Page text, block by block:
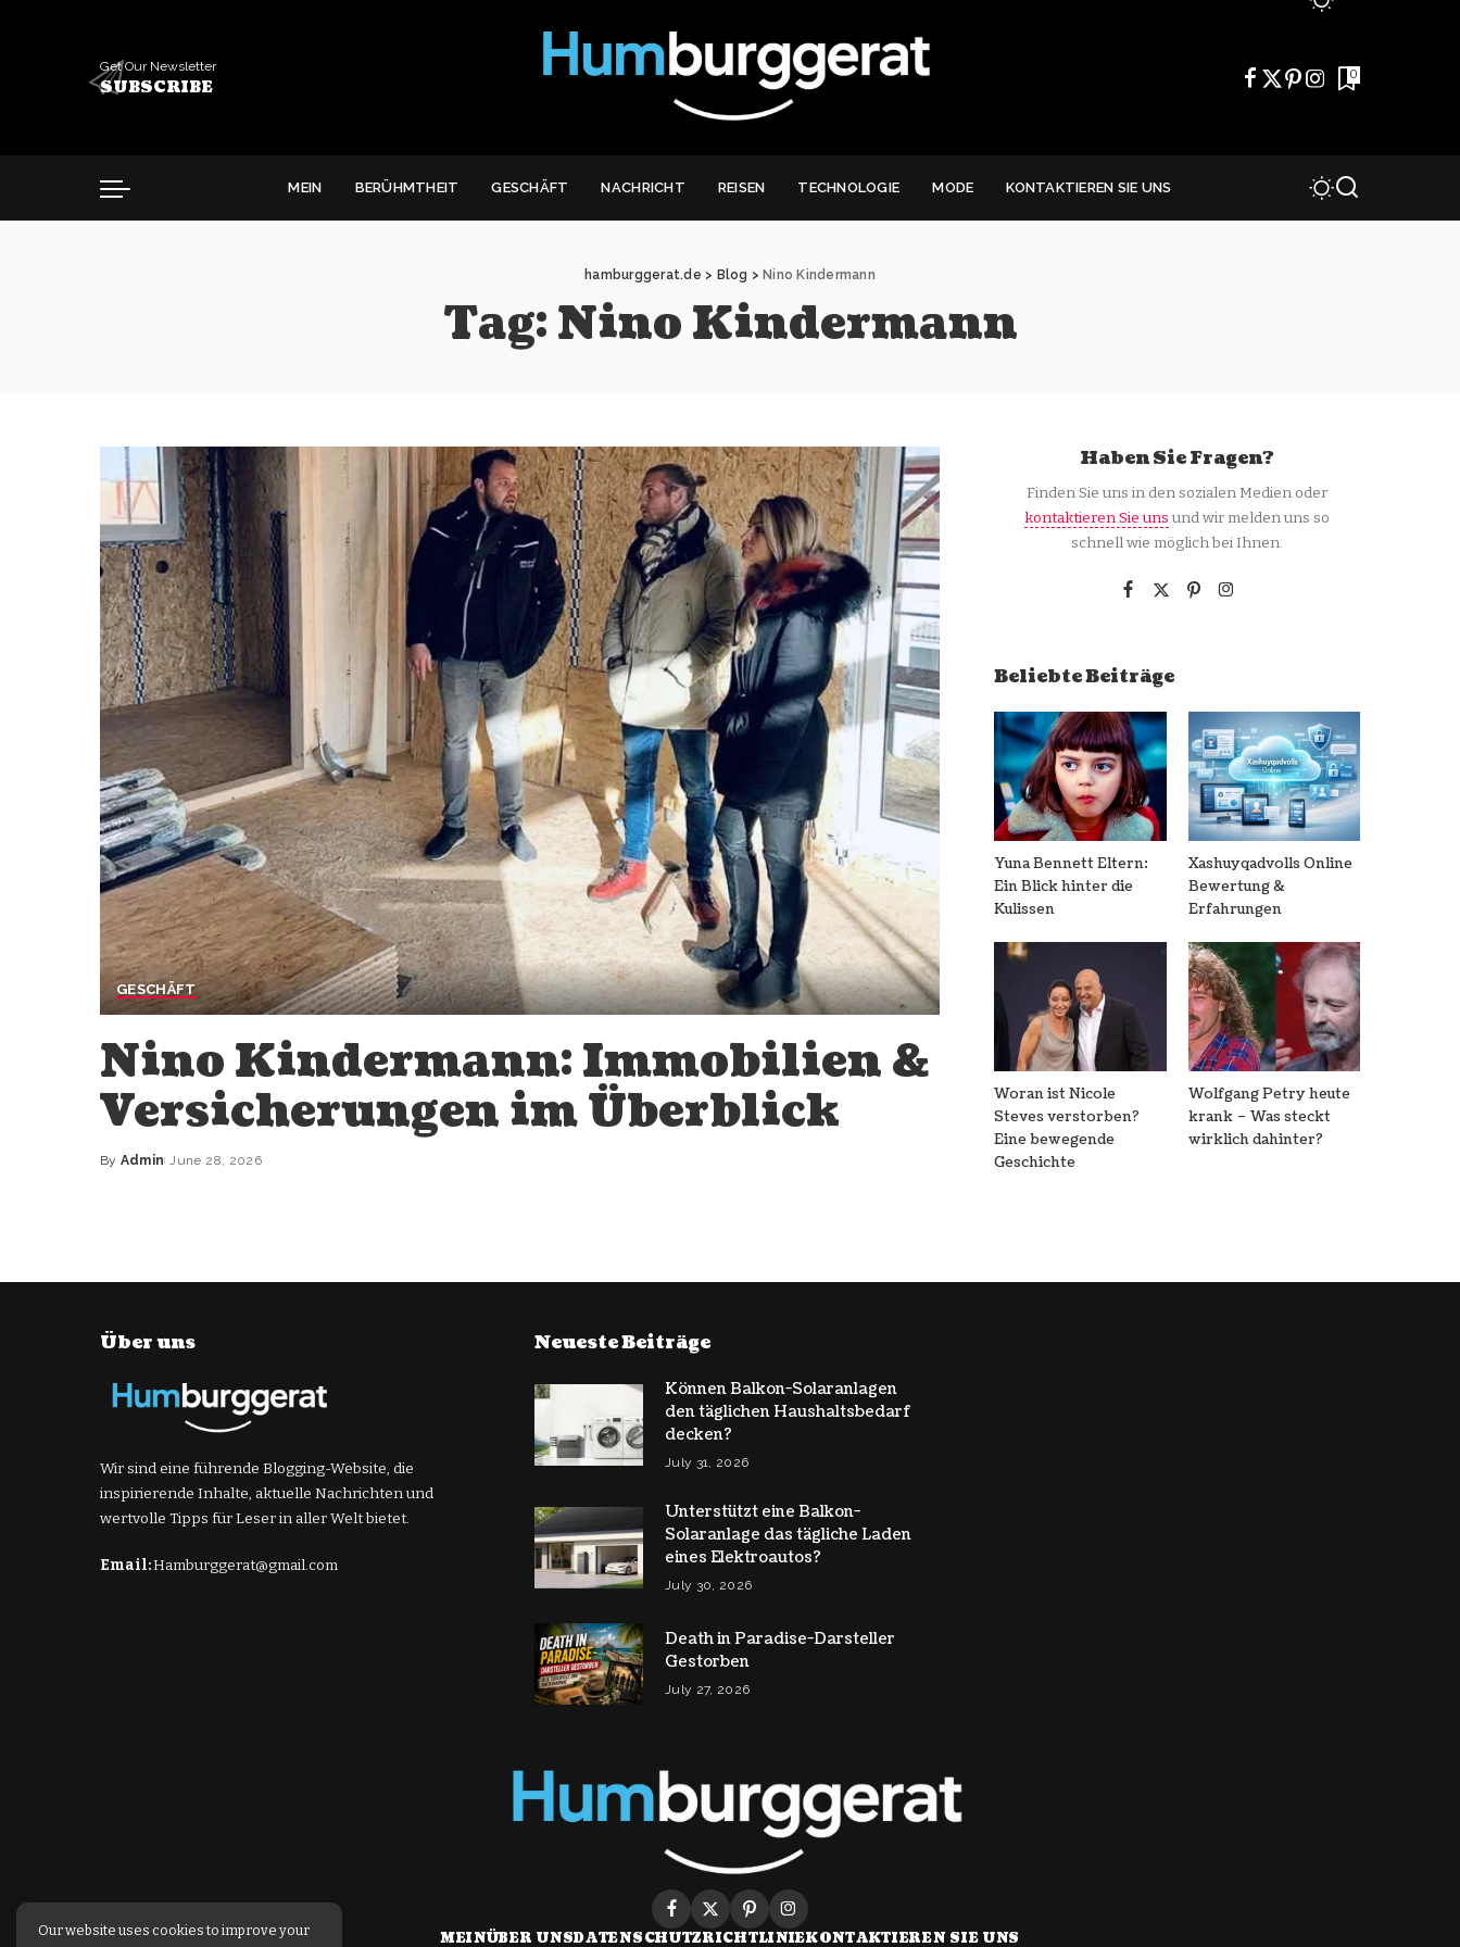
Get Our Newsletter
SUBSCRIBE
0
MEIN BERÜHMTHEIT GESCHÄFT NACHRICHT REISEN TECHNOLOGIE MODE KONTAKTIEREN SIE UNS
hamburggerat.de > Blog > Nino Kindermann
Tag:Nino Kindermann
GESCHÄFT
Nino Kindermann: Immobilien &
Versicherungen im Überblick
Posted
By Admin June 28, 2026
Haben Sie Fragen?
Finden Sie uns in den sozialen Medien oder
kontaktieren Sie uns und wir melden uns so
schnell wie möglich bei Ihnen.
Beliebte Beiträge
Yuna Bennett Eltern:
Ein Blick hinter die
Kulissen
Xashuyqadvolls Online
Bewertung &
Erfahrungen
Woran ist Nicole
Steves verstorben?
Eine bewegende
Geschichte
Wolfgang Petry heute
krank – Was steckt
wirklich dahinter?
Über uns
Wir sind eine führende Blogging-Website, die
inspirierende Inhalte, aktuelle Nachrichten und
wertvolle Tipps für Leser in aller Welt bietet.
Email:Hamburggerat@gmail.com
Neueste Beiträge
Können Balkon-Solaranlagen
den täglichen Haushaltsbedarf
decken?
July 31, 2026
Unterstützt eine Balkon-
Solaranlage das tägliche Laden
eines Elektroautos?
July 30, 2026
Death in Paradise-Darsteller
Gestorben
July 27, 2026
MEINÜBER UNSDATENSCHUTZRICHTLINIEKONTAKTIEREN SIE UNS
Our website uses cookies to improve your